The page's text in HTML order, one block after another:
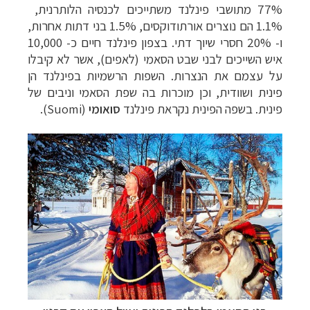
77% מתושבי פינלנד משתייכים לכנסיה הלותרנית,
1.1% הם נוצרים אורתודוקסים, 1.5% בני דתות אחרות,
ו- 20% חסרי שיוך דתי. בצפון פינלנד חיים כ- 10,000
איש השייכים לבני שבט הסאמי (לאפים), אשר לא קיבלו
על עצמם את הנצרות. השפות הרשמיות בפינלנד הן
פינית ושוודית, וכן מוכרות בה שפת הסאמי וניבים של
פינית. בשפה הפינית נקראת פינלנד סואומי (
Suomi
).